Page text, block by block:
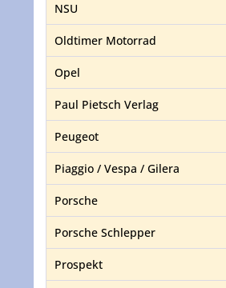
NSU
Oldtimer Motorrad
Opel
Paul Pietsch Verlag
Peugeot
Piaggio / Vespa / Gilera
Porsche
Porsche Schlepper
Prospekt